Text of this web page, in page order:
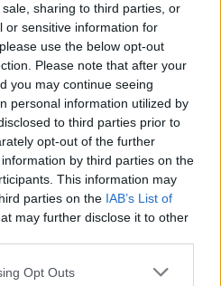
sharing to third parties, or
or sensitive information for
use the below opt-out
Please note that after your
you may continue seeing
personal information utilized by
to third parties prior to
opt-out of the further
by third parties on the
This information may
parties on the IAB’s List of
may further disclose it to other
app uses one or more Google
Opt Outs
év alatt az előadásban
"Egy partnerváltásban
fájdalma, ugyanakkor
Minden egyes beálló újat
Bács Ferikilépett a
megijedtem, hiszen
A színrelépésem
előadásról előadásra
oldjunk meg egy-egy
Győzőveljátszottam, már
hanem
Gabi